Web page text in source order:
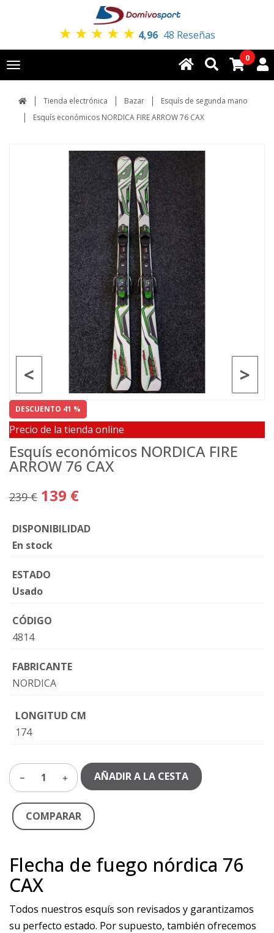
★ ★ ★ ★ ★ 4,96 48 Reseñas
Toggle
navigation
0
Tienda electrónica Bazar
Esquís de segunda mano
Esquís económicos NORDICA FIRE ARROW 76 CAX
>
<
DESCUENTO 41 %
Precio de la tienda online
Esquís económicos NORDICA FIRE
ARROW 76 CAX
239 € 139 €
DISPONIBILIDAD
En stock
ESTADO
Usado
CÓDIGO
4814
FABRICANTE
NORDICA
LONGITUD CM
174
1 AÑADIR A LA CESTA
COMPARAR
Flecha de fuego nórdica 76
CAX
Todos nuestros esquís son revisados y garantizamos
su perfecto estado. Por supuesto, también ofrecemos